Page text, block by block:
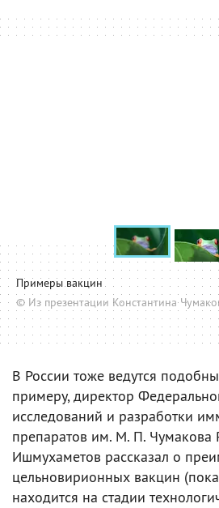
Примеры вакцин
© Из презентации Константина
В России тоже ведутся
примеру, директор
исследований и разработки
препаратов им. М. П. Чумакова
Ишмухаметов рассказал о
цельновирионных вакцин
находится на стадии